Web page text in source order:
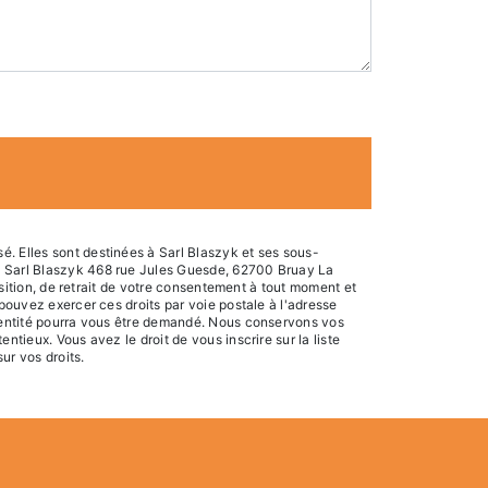
Elles sont destinées à Sarl Blaszyk et ses sous-
Blaszyk 468 rue Jules Guesde, 62700 Bruay La
de retrait de votre consentement à tout moment et
exercer ces droits par voie postale à l'adresse
pourra vous être demandé. Nous conservons vos
Vous avez le droit de vous inscrire sur la liste
vos droits.